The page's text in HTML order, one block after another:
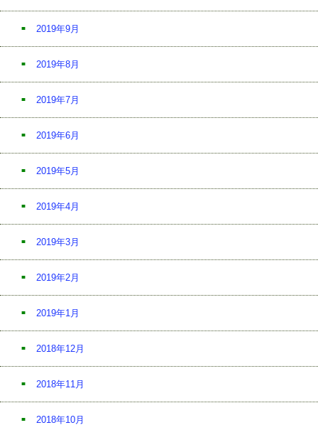
2019年9月
2019年8月
2019年7月
2019年6月
2019年5月
2019年4月
2019年3月
2019年2月
2019年1月
2018年12月
2018年11月
2018年10月